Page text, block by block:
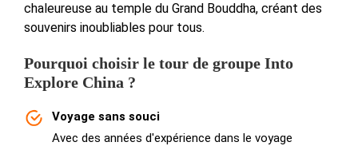
chaleureuse au temple du Grand Bouddha, créant des
souvenirs inoubliables pour tous.
Pourquoi choisir le tour de groupe Into
Explore China ?
Voyage sans souci
Avec des années d'expérience dans le voyage